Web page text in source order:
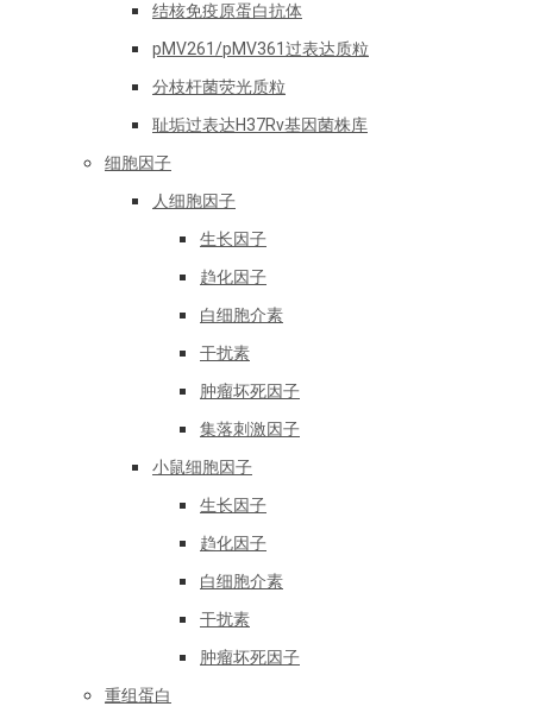
结核免疫原蛋白抗体
pMV261/pMV361过表达质粒
分枝杆菌荧光质粒
耻垢过表达H37Rv基因菌株库
细胞因子
人细胞因子
生长因子
趋化因子
白细胞介素
干扰素
肿瘤坏死因子
集落刺激因子
小鼠细胞因子
生长因子
趋化因子
白细胞介素
干扰素
肿瘤坏死因子
重组蛋白